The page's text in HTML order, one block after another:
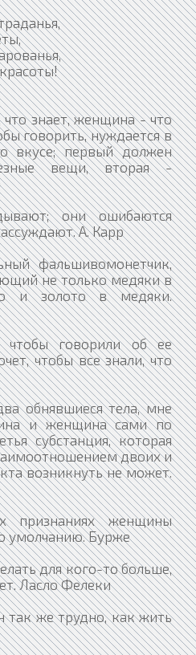
знает, женщина - что
говорить, нуждается в
вкусе; первый должен
вещи, вторая -
они ошибаются
А. Карр
фальшивомонетчик,
не только медяки в
и золото в медяки.
говорили об ее
чтобы все знали, что
обнявшиеся тела, мне
и женщина сами по
субстанция, которая
двоих и
возникнуть не может.
признаниях женщины
умолчанию. Бурже
для кого-то больше,
Ласло Фелеки
так же трудно, как жить